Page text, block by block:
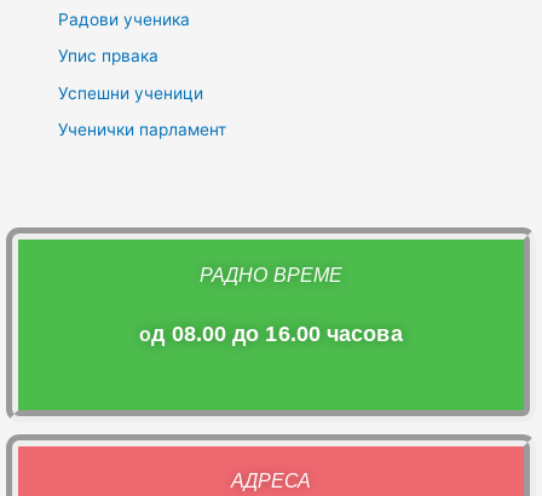
Радови ученика
Упис првака
Успешни ученици
Ученички парламент
РАДНО ВРЕМЕ
од 08.00 до 16.00 часова
АДРЕСА